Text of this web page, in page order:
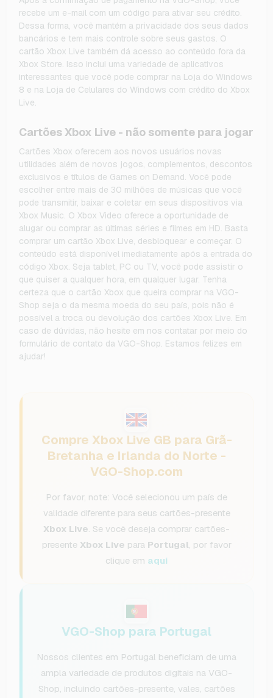
recebe um e-mail com um código para ativar seu crédito.
Dessa forma, você mantém a privacidade dos seus dados
bancários e tem mais controle sobre seus gastos. O
cartão Xbox Live também dá acesso ao conteúdo fora da
Xbox Store. Isso inclui uma variedade de aplicativos
interessantes que você pode comprar na Loja do Windows
8 e na Loja de Celulares do Windows com crédito do Xbox
Live.
Cartões Xbox Live - não somente para jogar
Cartões Xbox oferecem aos novos usuários novas
utilidades além de novos jogos, complementos, descontos
exclusivos e títulos de Games on Demand. Você pode
escolher entre mais de 30 milhões de músicas que você
pode transmitir, baixar e coletar em seus dispositivos via
Xbox Music. O Xbox Video oferece a oportunidade de
alugar ou comprar as últimas séries e filmes em HD. Basta
comprar um cartão Xbox Live, desbloquear e começar. O
conteúdo está disponível imediatamente após a entrada do
código Xbox. Seja tablet, PC ou TV, você pode assistir o
que quiser a qualquer hora, em qualquer lugar. Tenha
certeza que o cartão Xbox que queira comprar na VGO-
Shop seja o da mesma moeda do seu país, pois não é
possível a troca ou devolução dos cartões Xbox Live. Em
caso de dúvidas, não hesite em nos contatar por meio do
formulário de contato da VGO-Shop. Estamos felizes em
ajudar!
Compre Xbox Live GB para Grã-
Bretanha e Irlanda do Norte -
VGO-Shop.com
Por favor, note: Você selecionou um país de
validade diferente para seus cartões-presente
Xbox Live. Se você deseja comprar cartões-
presente Xbox Live para Portugal, por favor
clique em aqui
VGO-Shop para Portugal
Nossos clientes em Portugal beneficiam de uma
ampla variedade de produtos digitais na VGO-
Shop, incluindo cartões-presente, vales, cartões